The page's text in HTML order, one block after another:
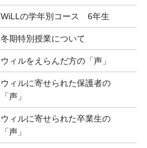
WiLLの学年別コース 6年生
冬期特別授業について
ウィルをえらんだ方の「声」
ウィルに寄せられた保護者の
「声」
ウィルに寄せられた卒業生の
「声」